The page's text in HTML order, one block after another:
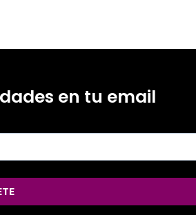
en tu email